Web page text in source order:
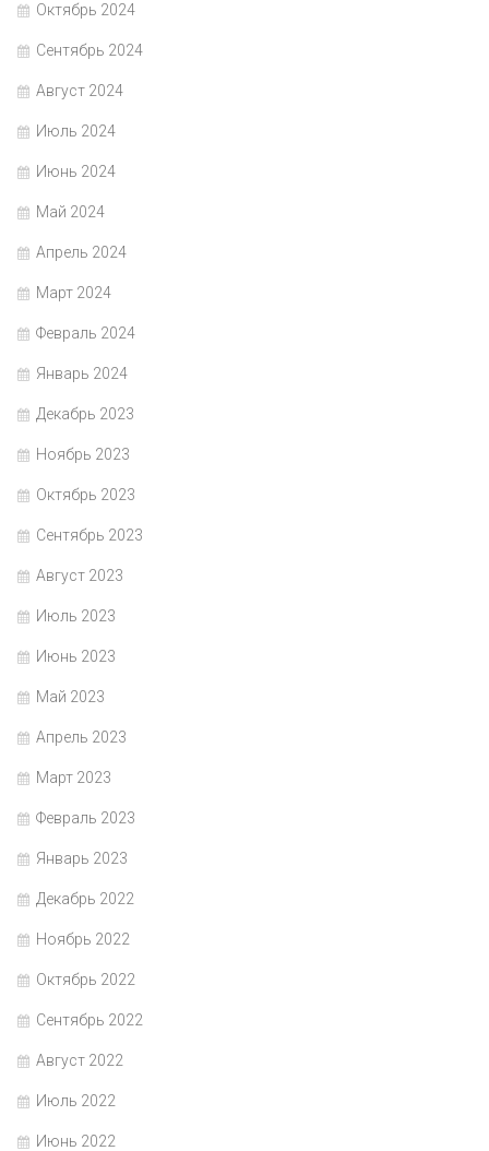
Октябрь 2024
Сентябрь 2024
Август 2024
Июль 2024
Июнь 2024
Май 2024
Апрель 2024
Март 2024
Февраль 2024
Январь 2024
Декабрь 2023
Ноябрь 2023
Октябрь 2023
Сентябрь 2023
Август 2023
Июль 2023
Июнь 2023
Май 2023
Апрель 2023
Март 2023
Февраль 2023
Январь 2023
Декабрь 2022
Ноябрь 2022
Октябрь 2022
Сентябрь 2022
Август 2022
Июль 2022
Июнь 2022